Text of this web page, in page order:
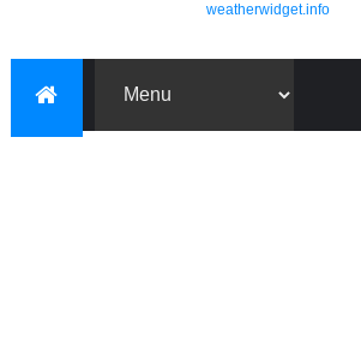
weatherwidget.info